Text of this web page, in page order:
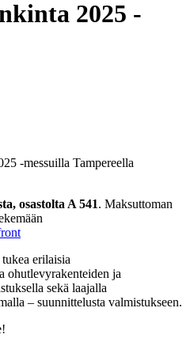
2025 -
-messuilla Tampereella
osastolta A 541. Maksuttoman
erilaisia
ohutlevyrakenteiden ja
sekä laajalla
– suunnittelusta valmistukseen.